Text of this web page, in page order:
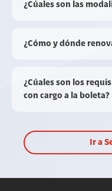
¿Cúales son las
¿Cómo y dónde
¿Cúales son los
con cargo a la boleta?
Ir a